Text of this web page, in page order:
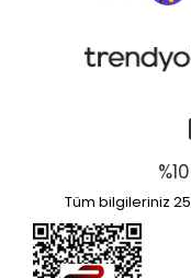
Tüm bilgileriniz